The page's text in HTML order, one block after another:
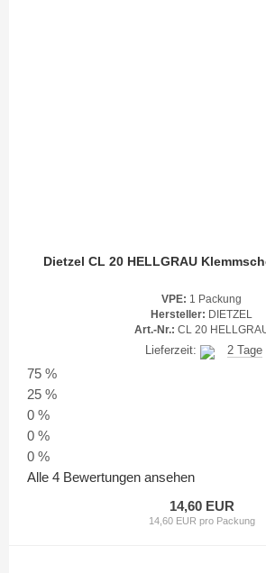
Dietzel CL 20 HELLGRAU
VPE: 1 Packung
Hersteller: DIETZEL
Art.-Nr.: CL 20
Lieferzeit: 2 Tage
75 %
25 %
0 %
0 %
0 %
Alle 4 Bewertungen ansehen
14,60 EUR
14,60 EUR pro Packung